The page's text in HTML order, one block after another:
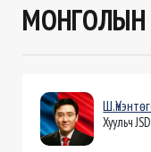
МОНГОЛЫН
Хуульч JSD